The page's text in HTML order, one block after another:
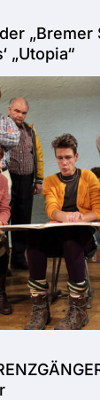
„Bremer
„Utopia“